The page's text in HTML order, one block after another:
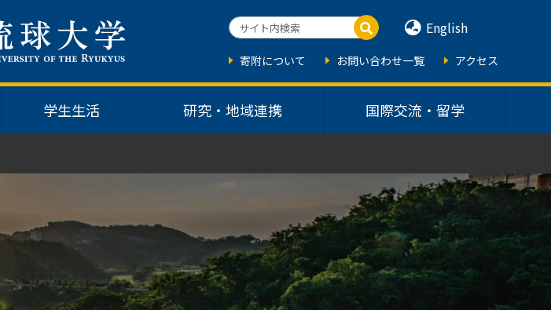
学生生活 研究・地域連携 国際交流・留学
English
寄附について お問い合わせ一覧 アクセス